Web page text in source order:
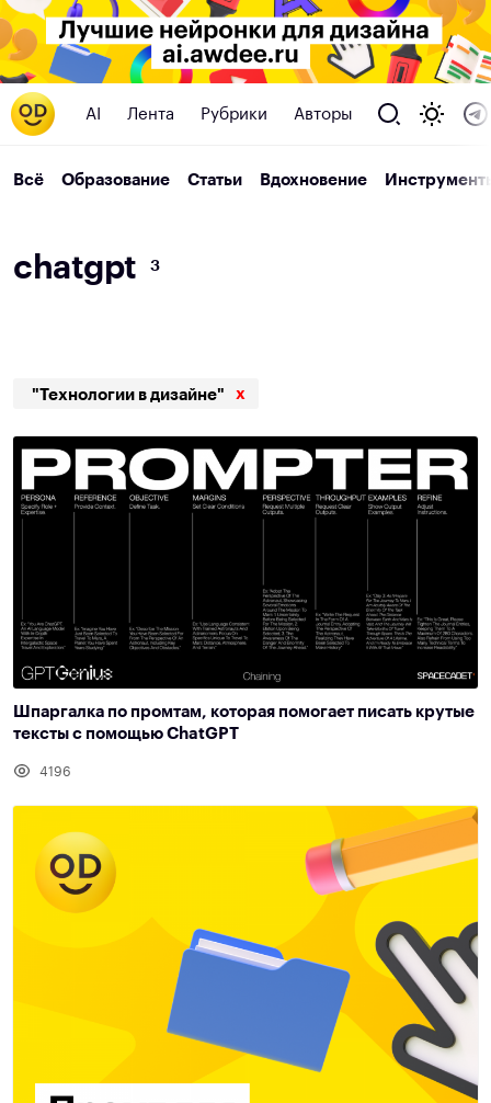
AI Лента Рубрики Авторы
Всё Образование Статьи Вдохновение
c hatgpt 3
"Технологии в дизайне" x
Шпаргалка по промтам, которая помогает писать крутые
тексты с помощью ChatGPT
4196